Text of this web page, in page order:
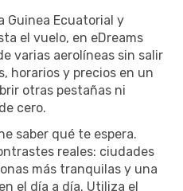
Guinea Ecuatorial y
el vuelo, en eDreams
varias aerolíneas sin salir
horarios y precios en un
otras pestañas ni
cero.
saber qué te espera.
reales: ciudades
más tranquilas y una
el día a día. Utiliza el